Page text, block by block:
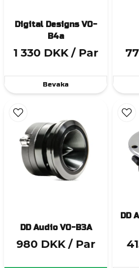
Digital Designs VO-
B4a
1 330 DKK / Par
Bevaka
DD Audio VO-B3A
980 DKK / Par
DD